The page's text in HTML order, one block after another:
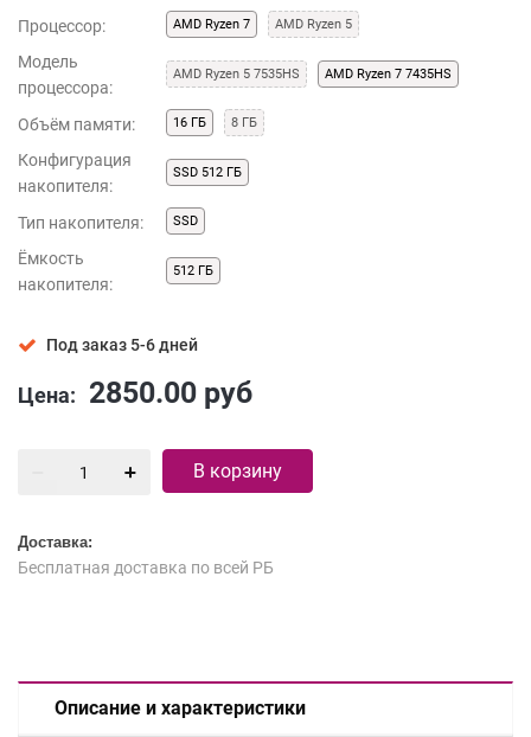
Процессор: AMD Ryzen 7 AMD Ryzen 5
Модель
процессора:
AMD Ryzen 5 7535HS AMD Ryzen 7 7435HS
Объём памяти: 16 ГБ 8 ГБ
Конфигурация
накопителя:
SSD 512 ГБ
Тип накопителя: SSD
Ёмкость
накопителя:
512 ГБ
Под заказ 5-6 дней
Цена: 2850.00 руб
В корзину
Доставка:
Бесплатная доставка по всей РБ
Описание и характеристики